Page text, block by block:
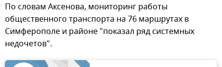
По словам Аксенова, мониторинг работы
общественного транспорта на 76 маршрутах в
Симферополе и районе "показал ряд системных
недочетов".